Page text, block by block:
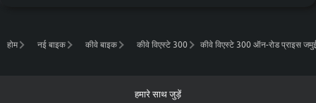
होम नई बाइक कीवे बाइक कीवे विएस्टे 300 कीवे विएस्टे 300 ऑन-रोड प्राइस
हमारे साथ जुड़ें